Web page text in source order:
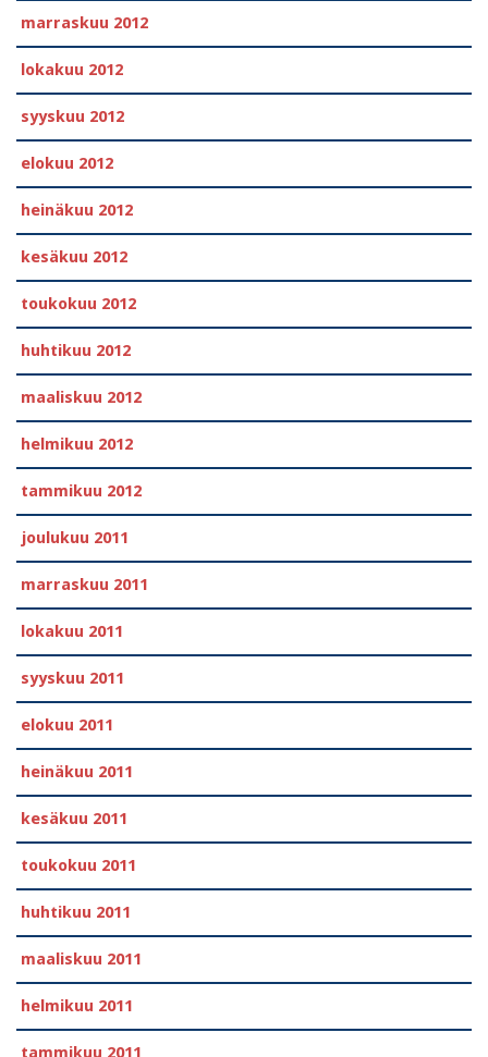
marraskuu 2012
lokakuu 2012
syyskuu 2012
elokuu 2012
heinäkuu 2012
kesäkuu 2012
toukokuu 2012
huhtikuu 2012
maaliskuu 2012
helmikuu 2012
tammikuu 2012
joulukuu 2011
marraskuu 2011
lokakuu 2011
syyskuu 2011
elokuu 2011
heinäkuu 2011
kesäkuu 2011
toukokuu 2011
huhtikuu 2011
maaliskuu 2011
helmikuu 2011
tammikuu 2011